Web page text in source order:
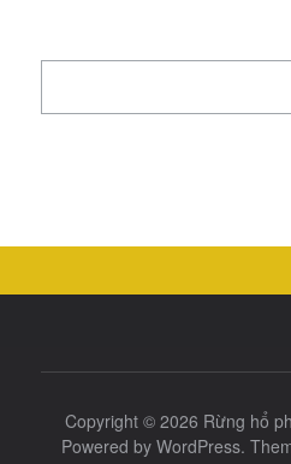
cho:
Copyright © 2026 Rừng hổ
Powered by WordPress.